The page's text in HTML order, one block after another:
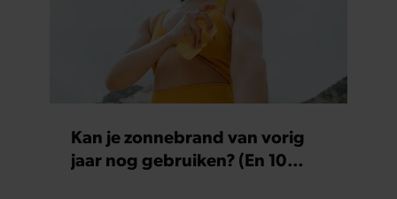
Kan je zonnebrand van vorig
jaar nog gebruiken? (En 10